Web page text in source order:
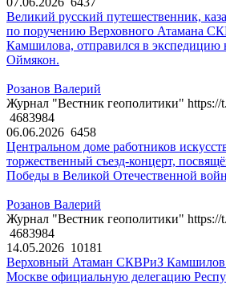
Великий русский путешественник,
по поручению Верховного Атамана
Камшилова, отправился в экспедицию
Оймякон.
Розанов Валерий
Журнал "Вестник геополитики" https://
4683984
06.06.2026 6458
Центральном доме работников
торжественный съезд-концерт,
Победы в Великой Отечественной
Розанов Валерий
Журнал "Вестник геополитики" https://
4683984
14.05.2026 10181
Верховный Атаман СКВРиЗ
Москве официальную делегацию